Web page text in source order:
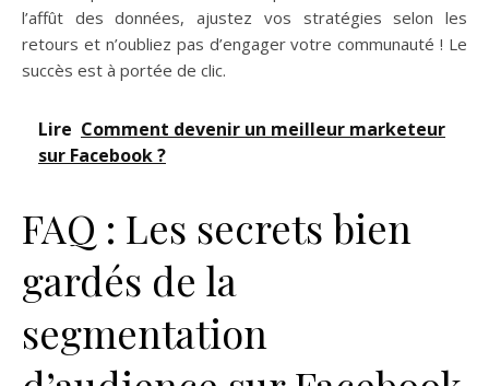
l’affût des données, ajustez vos stratégies selon les
retours et n’oubliez pas d’engager votre communauté ! Le
succès est à portée de clic.
Lire Comment devenir un meilleur marketeur
sur Facebook ?
FAQ : Les secrets bien
gardés de la
segmentation